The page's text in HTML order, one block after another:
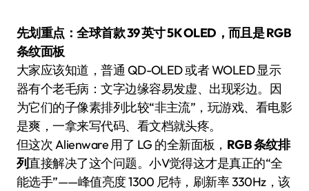
先划重点：全球首款 39 英寸 5K OLED，而且是 RGB
条纹面板
大家应该知道，普通 QD-OLED 或者 WOLED 显示
器有个老毛病：文字边缘容易发虚、出现彩边。因
为它们的子像素排列比较“非主流”，玩游戏、看电影
是爽，一拿来写代码、看文档就头疼。
但这次 Alienware 用了 LG 的全新面板， RGB 条纹排
列直接解决了这个问题。小V觉得这才是真正的“全
能选手”——峰值亮度 1300 尼特，刷新率 330Hz，该